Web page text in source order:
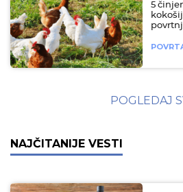
5
POGLEDAJ
NAJČITANIJE VESTI